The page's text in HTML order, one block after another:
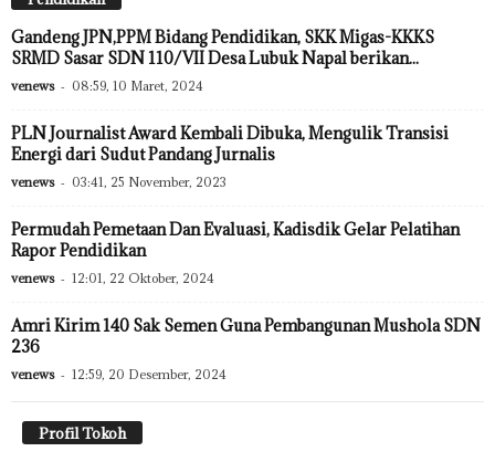
Gandeng JPN,PPM Bidang Pendidikan, SKK Migas-KKKS
SRMD Sasar SDN 110/VII Desa Lubuk Napal berikan...
venews - 08:59, 10 Maret, 2024
PLN Journalist Award Kembali Dibuka, Mengulik Transisi
Energi dari Sudut Pandang Jurnalis
venews - 03:41, 25 November, 2023
Permudah Pemetaan Dan Evaluasi, Kadisdik Gelar Pelatihan
Rapor Pendidikan
venews - 12:01, 22 Oktober, 2024
Amri Kirim 140 Sak Semen Guna Pembangunan Mushola SDN
236
venews - 12:59, 20 Desember, 2024
Profil Tokoh